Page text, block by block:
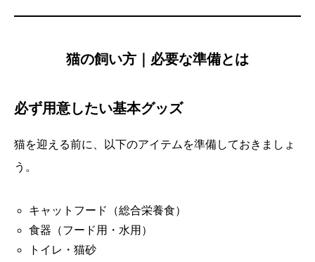
猫の飼い方｜必要な準備とは
必ず用意したい基本グッズ
猫を迎える前に、以下のアイテムを準備しておきましょ
う。
キャットフード（総合栄養食）
食器（フード用・水用）
トイレ・猫砂